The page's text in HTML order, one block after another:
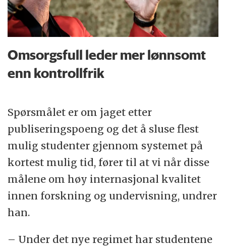
Omsorgsfull leder mer lønnsomt
enn kontrollfrik
Spørsmålet er om jaget etter
publiseringspoeng og det å sluse flest
mulig studenter gjennom systemet på
kortest mulig tid, fører til at vi når disse
målene om høy internasjonal kvalitet
innen forskning og undervisning, undrer
han.
– Under det nye regimet har studentene